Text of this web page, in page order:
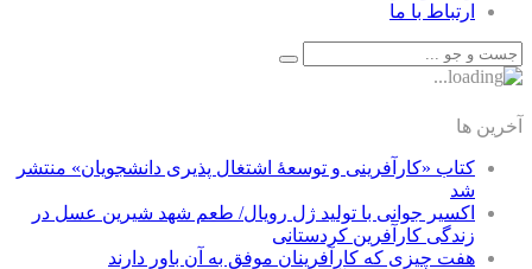
ارتباط با ما
آخرین ها
کتاب «کارآفرینی و توسعۀ اشتغال پذیری دانشجویان» منتشر
شد
اکسیر جوانی با تولید ژل رویال/ طعم شهد شیرین عسل‌ در
زندگی کارآفرین کردستانی
هفت چیزی که کارآفرینان موفق به آن باور دارند